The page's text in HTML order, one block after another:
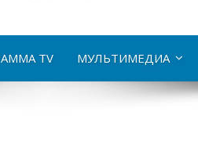
TV МУЛЬТИМЕДИА